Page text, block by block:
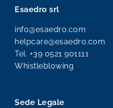
Esaedro srl
info@esaedro.com
helpcare@esaedro.com
Tel. +39 0521 901111
Whistleblowing
Sede Legale